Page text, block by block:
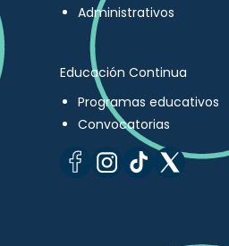
Administrativos
Educación Continua
Programas educativos
Convocatorias